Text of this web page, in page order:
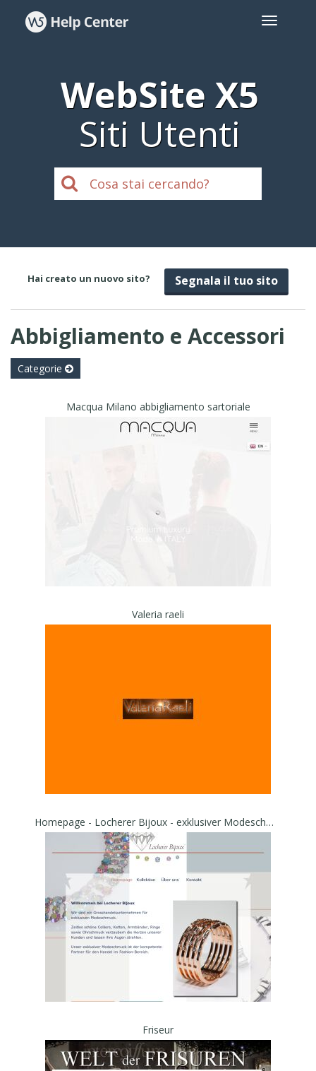
WebSite X5
Siti Utenti
Hai creato un nuovo sito? Segnala il tuo sito
Abbigliamento e Accessori
Categorie
Macqua Milano abbigliamento sartoriale
Valeria raeli
Homepage - Locherer Bijoux - exklusiver Modeschmuck - Locherer Bijoux
Friseur